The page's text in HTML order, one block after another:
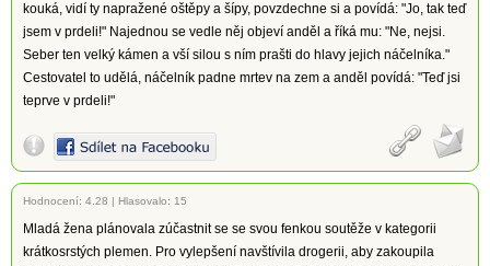
kouká, vidí ty napražené oštěpy a šípy, povzdechne si a povídá: "Jo, tak teď
jsem v prdeli!" Najednou se vedle něj objeví anděl a říká mu: "Ne, nejsi.
Seber ten velký kámen a vší silou s ním prašti do hlavy jejich náčelníka."
Cestovatel to udělá, náčelník padne mrtev na zem a anděl povídá: "Teď jsi
teprve v prdeli!"
Hodnocení: 4.28 | Hlasovalo: 15
Mladá žena plánovala zúčastnit se se svou fenkou soutěže v kategorii
krátkosrstých plemen. Pro vylepšení navštívila drogerii, aby zakoupila